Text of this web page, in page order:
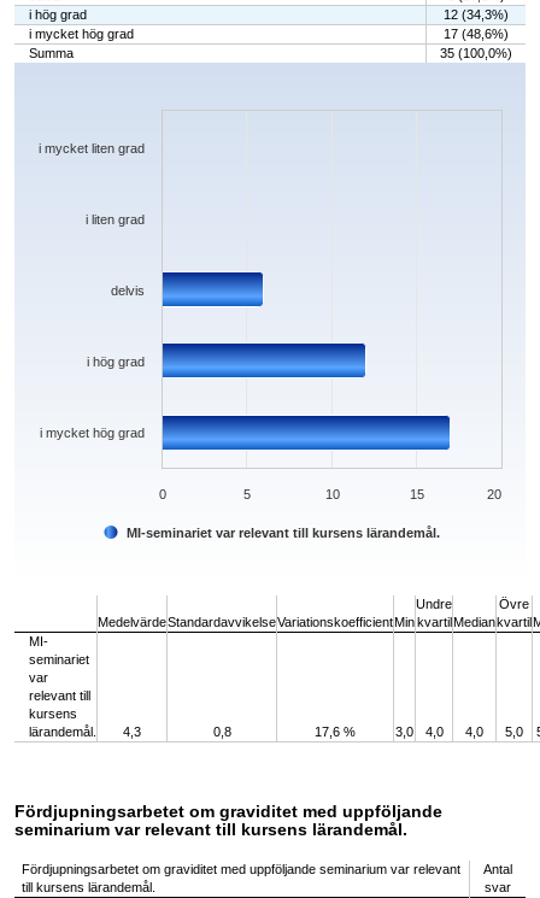
i hög grad
12 (34,3%)
i mycket hög grad
17 (48,6%)
Summa
35 (100,0%)
Chart
The chart has 1 X axis displaying categories.
MI-seminariet var relevant till kursens lärandemål.
i mycket hög grad
i hög grad
delvis
i liten grad
i mycket liten grad
0 10
5 15 20
MedelvärdeStandardavvikelseVariationskoefficientMin
Undre
kvartilMedian
Övre
kvartil
MI-
seminariet
var
relevant till
kursens
lärandemål.
4,3 0,8 17,6 % 3,0 4,0 4,0 5,0
Fördjupningsarbetet om graviditet med uppföljande
seminarium var relevant till kursens lärandemål.
Fördjupningsarbetet om graviditet med uppföljande seminarium var relevant
till kursens lärandemål.
Antal
svar